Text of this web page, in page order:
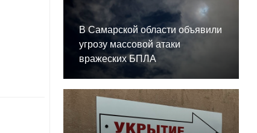
В Самарской области объявили
угрозу массовой атаки
вражеских БПЛА